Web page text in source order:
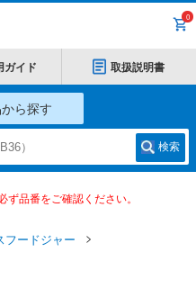
0
ガイド 取扱説明書
ら探す
検索
品番をご確認ください。
フードジャー